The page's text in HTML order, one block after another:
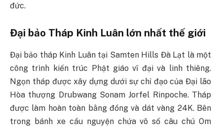
đức.
Đại bảo Tháp Kinh Luân lớn nhất thế giới
Đại bảo tháp Kinh Luân tại Samten Hills Đà Lạt là một
công trình kiến trúc Phật giáo vĩ đại và linh thiêng.
Ngọn tháp được xây dựng dưới sự chỉ đạo của Đại lão
Hòa thượng Drubwang Sonam Jorfel Rinpoche. Tháp
được làm hoàn toàn bằng đồng và dát vàng 24K. Bên
trong bánh xe cầu nguyện chứa vô số câu chú Om